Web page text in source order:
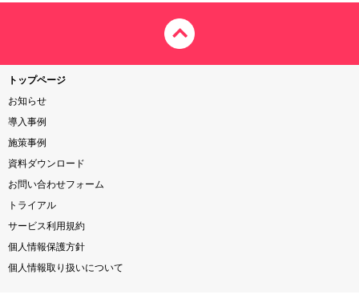
トップページ
お知らせ
導入事例
施策事例
資料ダウンロード
お問い合わせフォーム
トライアル
サービス利用規約
個人情報保護方針
個人情報取り扱いについて